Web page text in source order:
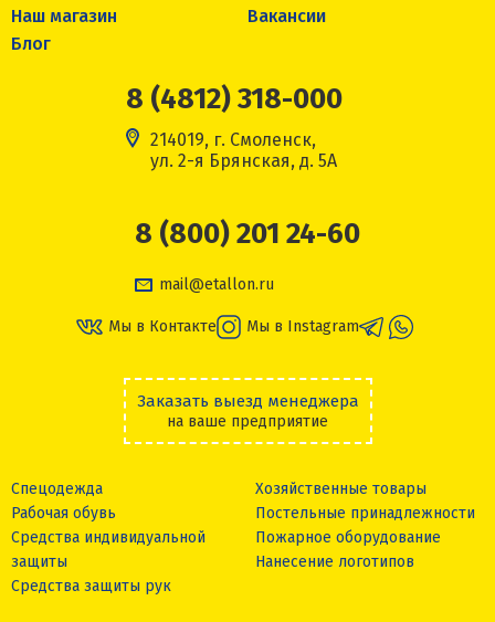
Наш магазин
Вакансии
Блог
8 (4812) 318-000
214019, г. Смоленск,
ул. 2-я Брянская, д. 5А
8 (800) 201 24-60
mail@etallon.ru
Мы в Контакте Мы в Instagram
Заказать выезд менеджера
на ваше предприятие
Спецодежда
Рабочая обувь
Средства индивидуальной
защиты
Средства защиты рук
Хозяйственные товары
Постельные принадлежности
Пожарное оборудование
Нанесение логотипов